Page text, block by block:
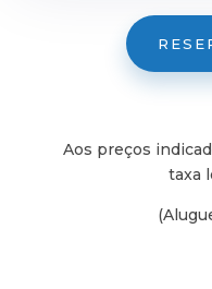
Aos preços
taxa